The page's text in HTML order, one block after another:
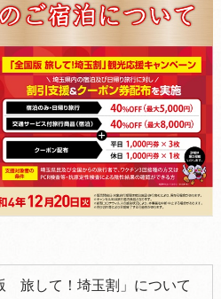
旅して！埼玉割」について